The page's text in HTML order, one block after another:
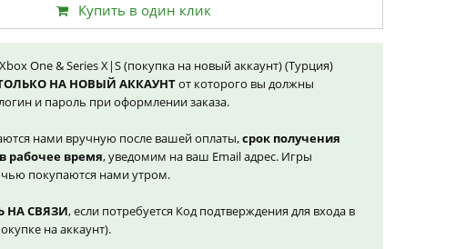
Купить в один клик
One & Series X|S (покупка на новый аккаунт) (Турция)
НА НОВЫЙ АККАУНТот которого вы должны
и пароль при оформлении заказа.
нами вручную после вашей оплаты,срок получения
рабочее время, уведомим на ваш Email адрес. Игры
покупаются нами утром.
НА СВЯЗИ, если потребуется Код подтверждения для входа в
на аккаунт).